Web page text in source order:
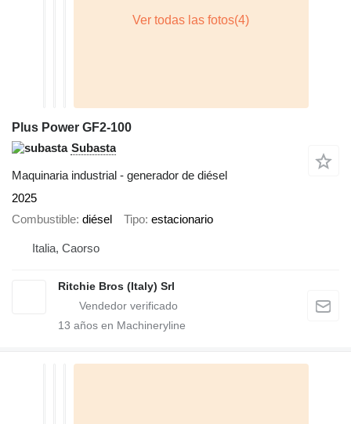
Plus Power GF2-100
Subasta
Maquinaria industrial - generador de diésel
2025
Combustible diésel Tipo estacionario
Italia, Caorso
Ritchie Bros (Italy) Srl
13 años en Machineryline